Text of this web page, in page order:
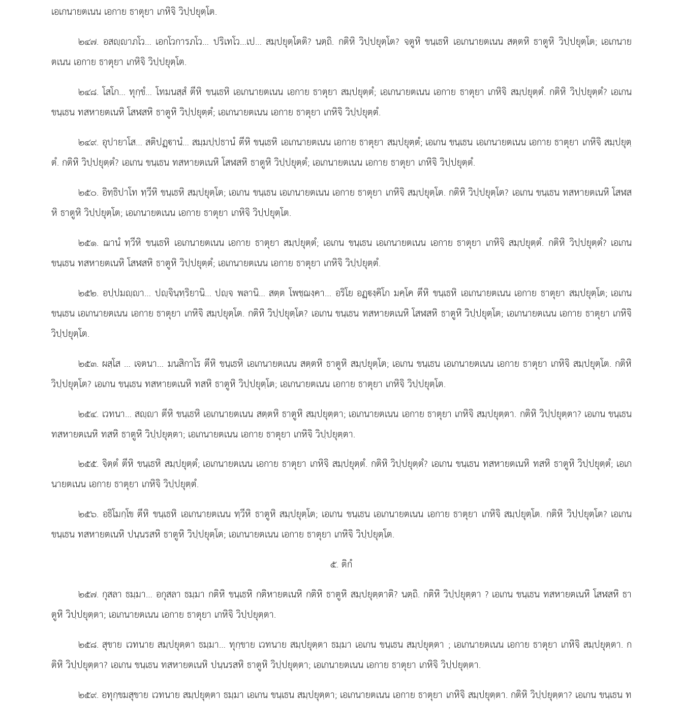
เอเกนายตเนน เอกาย ธาตุยา เกหิจิ วิปฺปยุตฺโต.
๒๔๗. อสฺาภโว… เอกโวการภโว… ปริเทโว…เป… สมฺปยุตฺโตติ? นตฺถิ. กติหิ วิปฺปยุตฺโต? จตูหิ ขนฺเธหิ เอเกนายตเนน สตฺตหิ ธาตูหิ วิปฺปยุตฺโต; เอเกนาย
ตเนน เอกาย ธาตุยา เกหิจิ วิปฺปยุตฺโต.
๒๔๘. โสโก… ทุกฺขํ… โทมนสฺสํ ตีหิ ขนฺเธหิ เอเกนายตเนน เอกาย ธาตุยา สมฺปยุตฺตํ; เอเกนายตเนน เอกาย ธาตุยา เกหิจิ สมฺปยุตฺตํ. กติหิ วิปฺปยุตฺตํ? เอเกน
ขนฺเธน ทสหายตเนหิ โสฬสหิ ธาตูหิ วิปฺปยุตฺตํ; เอเกนายตเนน เอกาย ธาตุยา เกหิจิ วิปฺปยุตฺตํ.
๒๔๙. อุปายาโส… สติปฏฺานํ… สมฺมปฺปธานํ ตีหิ ขนฺเธหิ เอเกนายตเนน เอกาย ธาตุยา สมฺปยุตฺตํ; เอเกน ขนฺเธน เอเกนายตเนน เอกาย ธาตุยา เกหิจิ สมฺปยุตฺ
ตํ. กติหิ วิปฺปยุตฺตํ? เอเกน ขนฺเธน ทสหายตเนหิ โสฬสหิ ธาตูหิ วิปฺปยุตฺตํ; เอเกนายตเนน เอกาย ธาตุยา เกหิจิ วิปฺปยุตฺตํ.
๒๕๐. อิทฺธิปาโท ทฺวีหิ ขนฺเธหิ สมฺปยุตฺโต; เอเกน ขนฺเธน เอเกนายตเนน เอกาย ธาตุยา เกหิจิ สมฺปยุตฺโต. กติหิ วิปฺปยุตฺโต? เอเกน ขนฺเธน ทสหายตเนหิ โสฬส
หิ ธาตูหิ วิปฺปยุตฺโต; เอเกนายตเนน เอกาย ธาตุยา เกหิจิ วิปฺปยุตฺโต.
๒๕๑. ฌานํทฺวีหิ ขนฺเธหิ เอเกนายตเนน เอกาย ธาตุยา สมฺปยุตฺตํ; เอเกน ขนฺเธน เอเกนายตเนน เอกาย ธาตุยา เกหิจิ สมฺปยุตฺตํ. กติหิ วิปฺปยุตฺตํ? เอเกน
ขนฺเธน ทสหายตเนหิโสฬสหิ ธาตูหิ วิปฺปยุตฺตํ; เอเกนายตเนน เอกาย ธาตุยา เกหิจิ วิปฺปยุตฺตํ.
๒๕๒. อปฺปมฺา… ปฺจินฺทฺริยานิ… ปฺจ พลานิ… สตฺต โพชฺฌงฺคา… อริโย อฏฺงฺคิโก มคฺโค ตีหิ ขนฺเธหิ เอเกนายตเนน เอกาย ธาตุยา สมฺปยุตฺโต; เอเกน
ขนฺเธน เอเกนายตเนน เอกาย ธาตุยา เกหิจิ สมฺปยุตฺโต. กติหิ วิปฺปยุตฺโต? เอเกน ขนฺเธน ทสหายตเนหิ โสฬสหิ ธาตูหิ วิปฺปยุตฺโต; เอเกนายตเนน เอกาย ธาตุยา เกหิจิ
วิปฺปยุตฺโต.
๒๕๓. ผสฺโส … เจตนา… มนสิกาโร ตีหิ ขนฺเธหิ เอเกนายตเนน สตฺตหิ ธาตูหิ สมฺปยุตฺโต; เอเกน ขนฺเธน เอเกนายตเนน เอกาย ธาตุยา เกหิจิ สมฺปยุตฺโต. กติหิ
วิปฺปยุตฺโต? เอเกน ขนฺเธน ทสหายตเนหิ ทสหิ ธาตูหิ วิปฺปยุตฺโต; เอเกนายตเนน เอกาย ธาตุยา เกหิจิ วิปฺปยุตฺโต.
๒๕๔. เวทนา… สฺา ตีหิ ขนฺเธหิ เอเกนายตเนน สตฺตหิ ธาตูหิ สมฺปยุตฺตา; เอเกนายตเนน เอกาย ธาตุยา เกหิจิ สมฺปยุตฺตา. กติหิ วิปฺปยุตฺตา? เอเกน ขนฺเธน
ทสหายตเนหิ ทสหิ ธาตูหิ วิปฺปยุตฺตา; เอเกนายตเนน เอกาย ธาตุยา เกหิจิ วิปฺปยุตฺตา.
๒๕๕. จิตฺตํ ตีหิ ขนฺเธหิ สมฺปยุตฺตํ; เอเกนายตเนน เอกาย ธาตุยา เกหิจิ สมฺปยุตฺตํ. กติหิ วิปฺปยุตฺตํ? เอเกน ขนฺเธน ทสหายตเนหิ ทสหิ ธาตูหิ วิปฺปยุตฺตํ; เอเก
นายตเนน เอกาย ธาตุยา เกหิจิ วิปฺปยุตฺตํ.
๒๕๖. อธิโมกฺโข ตีหิ ขนฺเธหิ เอเกนายตเนน ทฺวีหิ ธาตูหิ สมฺปยุตฺโต; เอเกน ขนฺเธน เอเกนายตเนน เอกาย ธาตุยา เกหิจิ สมฺปยุตฺโต. กติหิ วิปฺปยุตฺโต? เอเกน
ขนฺเธน ทสหายตเนหิ ปนฺนรสหิ ธาตูหิ วิปฺปยุตฺโต; เอเกนายตเนน เอกาย ธาตุยา เกหิจิ วิปฺปยุตฺโต.
๕. ติกํ
๒๕๗. กุสลาธมฺมา… อกุสลา ธมฺมา กติหิ ขนฺเธหิ กติหายตเนหิ กติหิ ธาตูหิ สมฺปยุตฺตาติ? นตฺถิ. กติหิ วิปฺปยุตฺตา ? เอเกน ขนฺเธน ทสหายตเนหิ โสฬสหิ ธา
ตูหิ วิปฺปยุตฺตา; เอเกนายตเนน เอกาย ธาตุยา เกหิจิ วิปฺปยุตฺตา.
๒๕๘. สุขาย เวทนาย สมฺปยุตฺตา ธมฺมา… ทุกฺขาย เวทนาย สมฺปยุตฺตา ธมฺมา เอเกน ขนฺเธน สมฺปยุตฺตา ; เอเกนายตเนน เอกาย ธาตุยา เกหิจิ สมฺปยุตฺตา. ก
ติหิ วิปฺปยุตฺตา? เอเกน ขนฺเธน ทสหายตเนหิ ปนฺนรสหิ ธาตูหิ วิปฺปยุตฺตา; เอเกนายตเนน เอกาย ธาตุยา เกหิจิ วิปฺปยุตฺตา.
๒๕๙. อทุกฺขมสุขาย เวทนาย สมฺปยุตฺตา ธมฺมา เอเกน ขนฺเธน สมฺปยุตฺตา; เอเกนายตเนน เอกาย ธาตุยา เกหิจิ สมฺปยุตฺตา. กติหิ วิปฺปยุตฺตา? เอเกน ขนฺเธน ท